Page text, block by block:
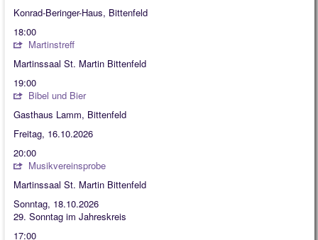
Konrad-Beringer-Haus, Bittenfeld
18:00
Martinstreff
Martinssaal St. Martin Bittenfeld
19:00
Bibel und Bier
Gasthaus Lamm, Bittenfeld
Freitag, 16.10.2026
20:00
Musikvereinsprobe
Martinssaal St. Martin Bittenfeld
Sonntag, 18.10.2026
29. Sonntag im Jahreskreis
17:00